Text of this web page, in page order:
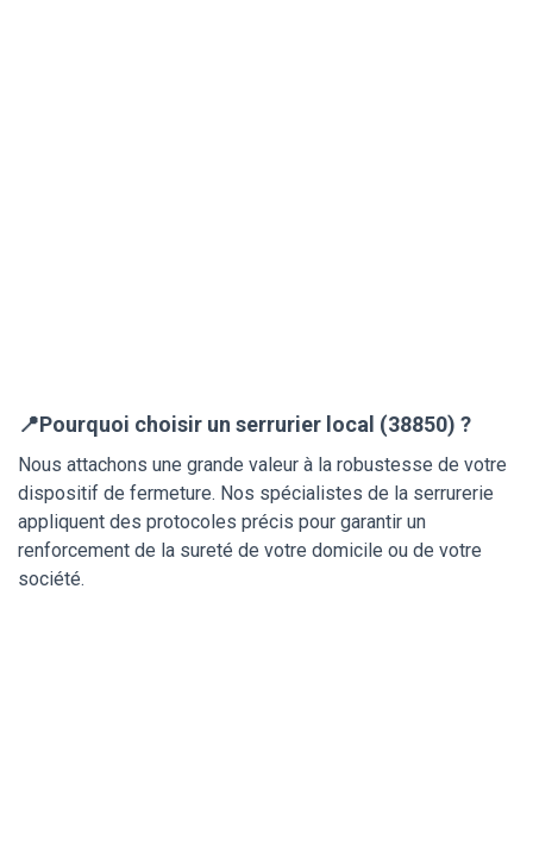
📍Pourquoi choisir un serrurier local (38850) ?
Nous attachons une grande valeur à la robustesse de votre
dispositif de fermeture. Nos spécialistes de la serrurerie
appliquent des protocoles précis pour garantir un
renforcement de la sureté de votre domicile ou de votre
société.